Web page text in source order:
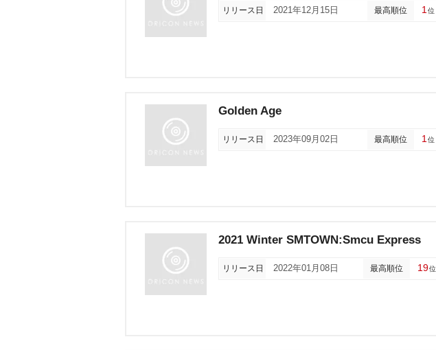
リリース日 2021年12月15日 最高順位 1 位
Golden Age
リリース日 2023年09月02日 最高順位 1 位
2021 Winter SMTOWN:Smcu Express
リリース日 2022年01月08日 最高順位 19位